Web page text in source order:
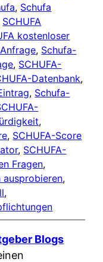
, Schufa
SCHUFA
kostenloser
, Schufa-
, SCHUFA-
Datenbank
, Schufa-
, SCHUFA-Score
, SCHUFA-
Fragen
ausprobieren
Blogs